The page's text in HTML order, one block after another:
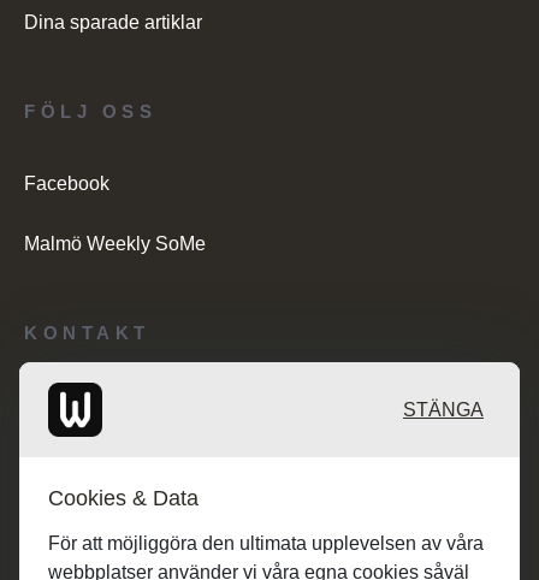
Dina sparade artiklar
KONTAKT
Redaktionen: desk@maratongroup.com
FÖLJ OSS
Facebook
Malmö Weekly SoMe
STÄNGA
Cookies & Data
För att möjliggöra den ultimata upplevelsen av våra
webbplatser använder vi våra egna cookies såväl